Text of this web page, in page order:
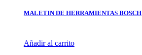
MALETIN DE HERRAMIENTAS BOSCH
Añadir al carrito